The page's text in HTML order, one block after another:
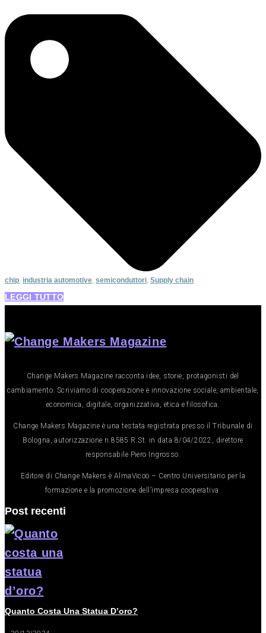
chip industria automotive semiconduttori Supply chain
LEGGI TUTTO
Change Makers Magazine racconta idee, storie, protagonisti del
cambiamento. Scriviamo di cooperazione e innovazione sociale, ambientale,
economica, digitale, organizzativa, etica e filosofica.
Change Makers Magazine è una testata registrata presso il Tribunale di
Bologna, autorizzazione n.8585 R.St. in data 8/04/2022, direttore
responsabile Piero Ingrosso.
Editore di Change Makers è AlmaVicoo – Centro Universitario per la
formazione e la promozione dell’impresa cooperativa.
Post recenti
Quanto Costa Una Statua D’oro?